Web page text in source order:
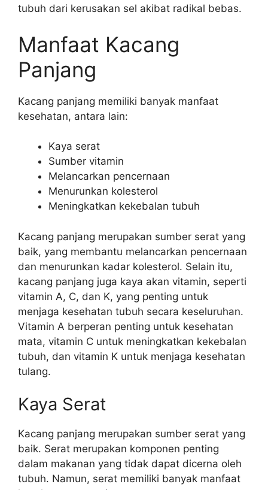
tubuh dari kerusakan sel akibat radikal bebas.
Manfaat Kacang
Panjang
Kacang panjang memiliki banyak manfaat
kesehatan, antara lain:
Kaya serat
Sumber vitamin
Melancarkan pencernaan
Menurunkan kolesterol
Meningkatkan kekebalan tubuh
Kacang panjang merupakan sumber serat yang
baik, yang membantu melancarkan pencernaan
dan menurunkan kadar kolesterol. Selain itu,
kacang panjang juga kaya akan vitamin, seperti
vitamin A, C, dan K, yang penting untuk
menjaga kesehatan tubuh secara keseluruhan.
Vitamin A berperan penting untuk kesehatan
mata, vitamin C untuk meningkatkan kekebalan
tubuh, dan vitamin K untuk menjaga kesehatan
tulang.
Kaya Serat
Kacang panjang merupakan sumber serat yang
baik. Serat merupakan komponen penting
dalam makanan yang tidak dapat dicerna oleh
tubuh. Namun, serat memiliki banyak manfaat